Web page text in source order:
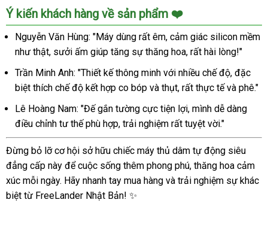
Âm
Đạo
Giả
Tự
Động
Thụt
Co
Sưởi
Ấm
Phê
Nhật
Bản
FreeLander
Ý kiến khách hàng về sản phẩm ❤️
Nguyễn Văn Hùng: "Máy dùng rất êm, cảm giác silicon mềm
như thật, sưởi ấm giúp tăng sự thăng hoa, rất hài lòng!"
Trần Minh Anh: "Thiết kế thông minh với nhiều chế độ, đặc
biệt thích chế độ kết hợp co bóp và thụt, rất thực tế và phê."
Lê Hoàng Nam: "Đế gắn tường cực tiện lợi, mình dễ dàng
điều chỉnh tư thế phù hợp, trải nghiệm rất tuyệt vời."
Đừng bỏ lỡ cơ hội sở hữu chiếc máy thủ dâm tự động siêu
đẳng cấp này để cuộc sống thêm phong phú, thăng hoa cảm
xúc mỗi ngày. Hãy nhanh tay mua hàng và trải nghiệm sự khác
biệt từ FreeLander Nhật Bản! ✨